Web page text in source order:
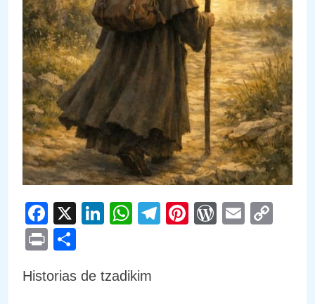
Facebook
X LinkedIn
WhatsApp
Telegram
PinterestEmail
Print
Historias de tzadikim